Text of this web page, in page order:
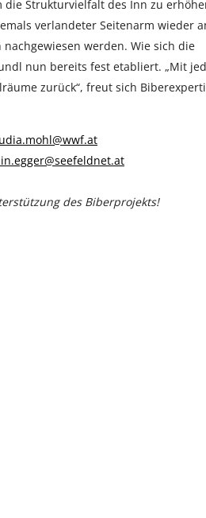
Strukturvielfalt des Inn zu
verlandeter Seitenarm wieder
werden. Wie sich die
nun bereits fest etabliert. „Mit
zurück“, freut sich
des Biberprojekts!